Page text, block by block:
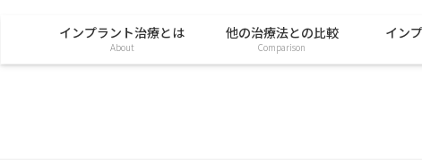
インプラント治療とは
About
他の治療法との比較
Comparison
イン